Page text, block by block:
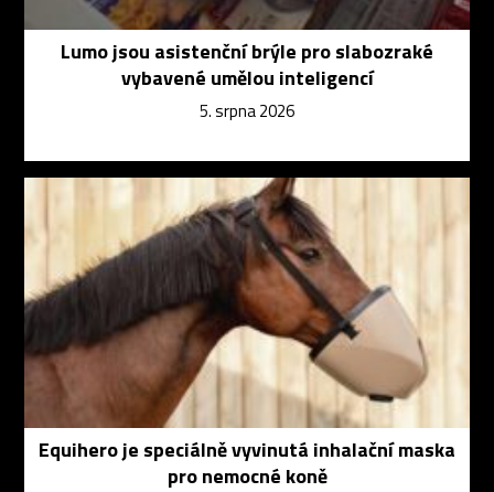
Lumo jsou asistenční brýle pro slabozraké
vybavené umělou inteligencí
5. srpna 2026
Equihero je speciálně vyvinutá inhalační maska
pro nemocné koně